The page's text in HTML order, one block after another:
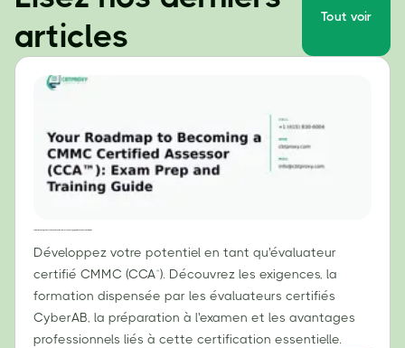
articles
Tout voir
Développez votre potentiel en tant qu'évaluateur
certifié CMMC (CCA™). Découvrez les exigences, la
formation dispensée par les évaluateurs certifiés
CyberAB, la préparation à l'examen et les avantages
professionnels liés à cette certification essentielle.